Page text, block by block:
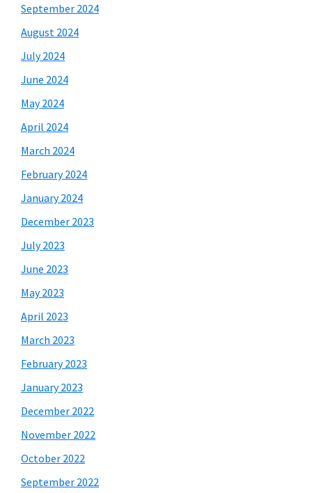
September 2024
August 2024
July 2024
June 2024
May 2024
April 2024
March 2024
February 2024
January 2024
December 2023
July 2023
June 2023
May 2023
April 2023
March 2023
February 2023
January 2023
December 2022
November 2022
October 2022
September 2022